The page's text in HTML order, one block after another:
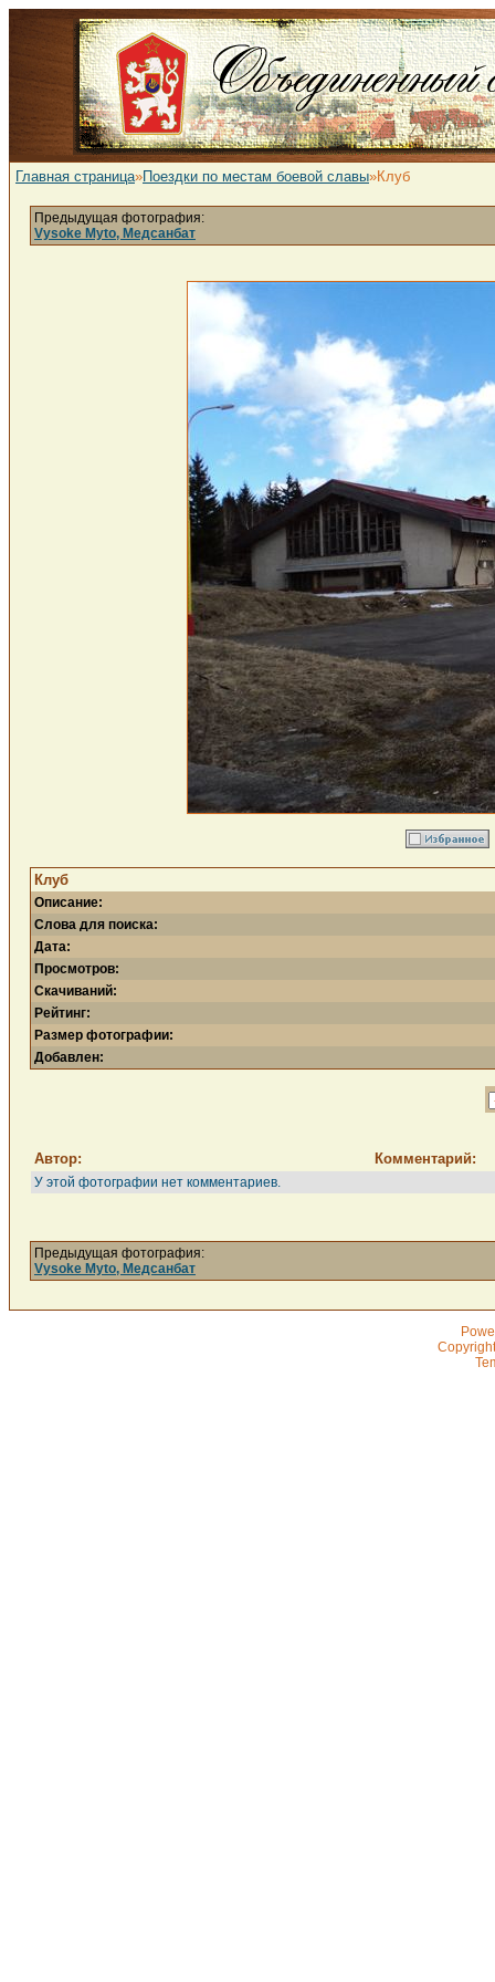
Главная страница»Поездки по местам боевой славы»Клуб
Предыдущая фотография:
Vysoke Myto, Медсанбат
Клуб
Описание:
Слова для поиска:
Дата:
Просмотров:
Скачиваний:
Рейтинг:
Размер фотографии:
Добавлен:
Автор: Комментарий:
У этой фотографии нет комментариев.
Предыдущая фотография:
Vysoke Myto, Медсанбат